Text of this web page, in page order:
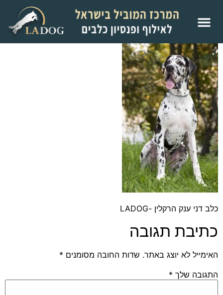
כלב דני ענק הרקלין -LADOG
כתיבת תגובה
האימייל לא יוצג באתר. שדות החובה מסומנים *
התגובה שלך *